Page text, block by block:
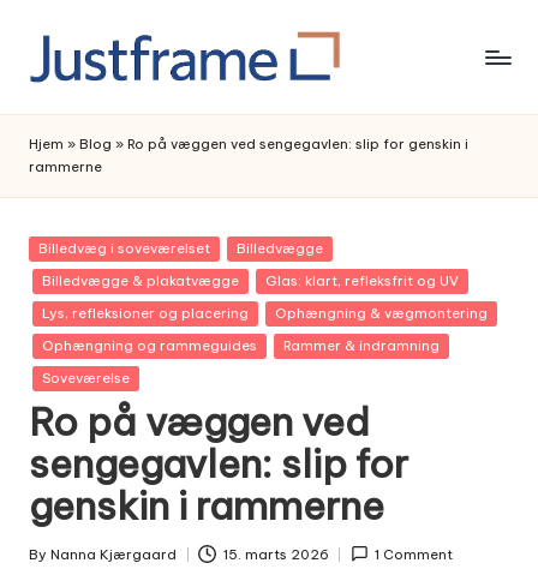
content
Hjem » Blog » Ro på væggen ved sengegavlen: slip for genskin i
rammerne
Posted
in
Billedvæg i soveværelset
Billedvægge
Billedvægge & plakatvægge
Glas: klart, refleksfrit og UV
Lys, refleksioner og placering
Ophængning & vægmontering
Ophængning og rammeguides
Rammer & indramning
Soveværelse
Ro på væggen ved
sengegavlen: slip for
genskin i rammerne
Posted
By Nanna Kjærgaard 15. marts 2026 1 Comment